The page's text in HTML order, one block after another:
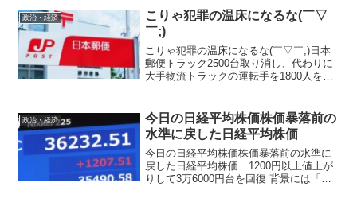
イナンバーカードを普及させるために、
総務省はマイナンバ...
政治・経済
こりゃ犯罪の温床になるな(￣▽
￣;)
こりゃ犯罪の温床になるな(￣▽￣;)日本
郵便トラック2500台取り消し、代わりに
大手物流トラックの運転手を1800人を外
計画的な変更！公明党は完全に売国政党
ですね。
政治・経済
今日の日経平均株価株価暴落前の
水準に戻した日経平均株価
今日の日経平均株価株価暴落前の水準に
戻した日経平均株価 1200円以上値上が
りして3万6000円台を回復 背景には「円